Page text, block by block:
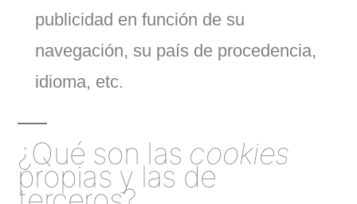
publicidad en función de su
navegación, su país de procedencia,
idioma, etc.
¿Qué son las cookies
propias y las de